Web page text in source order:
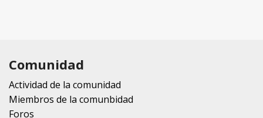
Comunidad
Actividad de la comunidad
Miembros de la comunbidad
Foros